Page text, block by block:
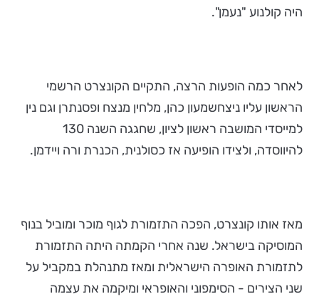
היה קולנוע "נעמן".
לאחר כמה הופעות הרצה, התקיים הקונצרט הרשמי
הראשון עליו ניצחשמעון כהן, מלחין מנצח ופסנתרן וגם נין
למייסדי המושבה ראשון לציון, שחגגה השנה 130
להיווסדה, ולצידו הופיעה אז כסולנית, הכנרת ורה ויידמן.
מאז אותו קונצרט, הפכה התזמורת לגוף מוכר ומוביל בנוף
המוסיקה בישראל. שנה אחרי הקמתה היתה התזמורת
לתזמורת האופרה הישראלית ומאז מתנהלת במקביל על
שני הצירים - הסימפוני והאופראי ומיקמה את עצמה